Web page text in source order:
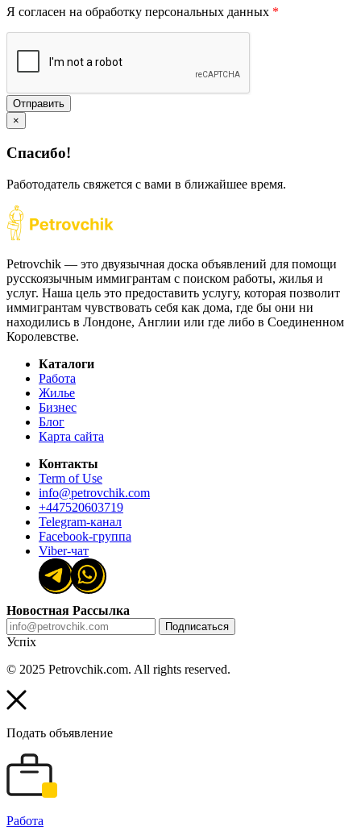
Я согласен на обработку персональных данных *
Отправить
×
Спасибо!
Работодатель свяжется с вами в ближайшее время.
Petrovchik — это двуязычная доска объявлений для помощи
русскоязычным иммигрантам с поиском работы, жилья и
услуг. Наша цель это предоставить услугу, которая позволит
иммигрантам чувствовать себя как дома, где бы они ни
находились в Лондоне, Англии или где либо в Соединенном
Королевстве.
Каталоги
Работа
Жилье
Бизнес
Блог
Карта сайта
Контакты
Term of Use
info@petrovchik.com
+447520603719
Telegram-канал
Facebook-группа
Viber-чат
Новостная Рассылка
Подписаться
Успіх
© 2025 Petrovchik.com. All rights reserved.
Подать объявление
Работа